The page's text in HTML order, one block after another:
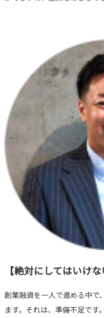
【絶対にしてはいけな
創業融資を一人で進める中で
ます。それは、準備不足です